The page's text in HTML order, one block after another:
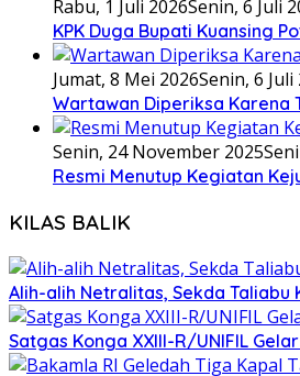
Rabu, 1 Juli 2026Senin, 6 Juli
KPK Duga Bupati Kuansing
Jumat, 8 Mei 2026Senin, 6 Juli
Wartawan Diperiksa Karena
Senin, 24 November 2025
Resmi Menutup Kegiatan
KILAS BALIK
Alih-alih Netralitas, Sekda Taliabu
Satgas Konga XXIII-R/UNIFIL